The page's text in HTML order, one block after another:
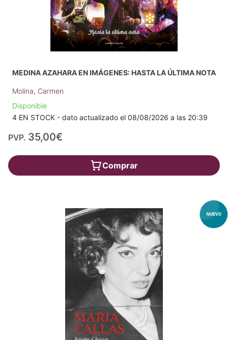
MEDINA AZAHARA EN IMÁGENES: HASTA LA ÚLTIMA NOTA
Molina, Carmen
Disponible
4 EN STOCK - dato actualizado el 08/08/2026 a las 20:39
PVP. 35,00€
Comprar